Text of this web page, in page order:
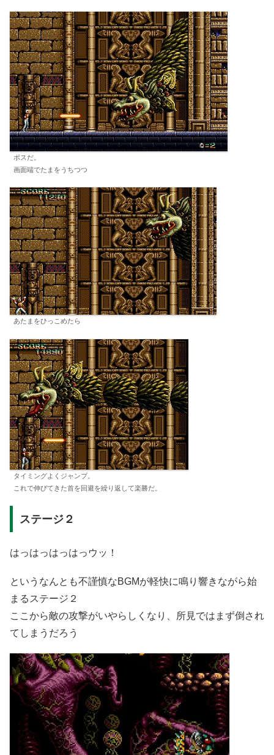
ボスだ。
画面端でたまをうちつつ
あたまをひっこめたら
タイミングよくジャンプ。
これで伸びてきた首を回避を繰り返して楽勝だ。
ステージ２
はっはっはっはっウッ！
というなんとも不謹慎なBGMが軽快に鳴り響きながら始
まるステージ２
ここから敵の攻撃がいやらしくなり、所見ではまず倒され
てしまうだろう